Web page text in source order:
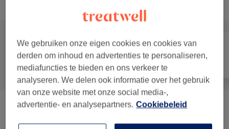
Alle
Vrouwen - Knippen & Styling (10) vanaf €16
We gebruiken onze eigen cookies en cookies van
derden om inhoud en advertenties te personaliseren,
mediafuncties te bieden en ons verkeer te
analyseren. We delen ook informatie over het gebruik
van onze website met onze social media-,
advertentie- en analysepartners. Cookiebeleid